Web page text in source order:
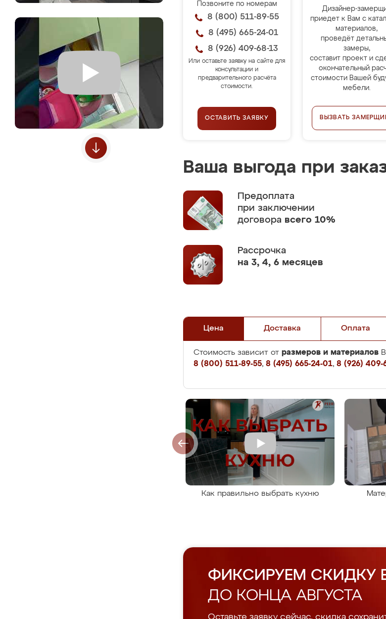
Позвоните по номерам
8 (800) 511-89-55
8 (495) 665-24-01
8 (926) 409-68-13
Или оставьте заявку на сайте для
консультации и
предварительного расчёта
стоимости.
ОСТАВИТЬ ЗАЯВКУ
Дизайнер-
приедет к Вам с
материалов,
проведёт
замеры,
составит проект и
окончательный
стоимости Вашей
мебели.
ВЫЗВАТЬ
Ваша выгода при
Предоплата
при заключении
договора всего 10%
Рассрочка
на 3, 4, 6 месяцев
Цена Доставка Оплата
Стоимость зависит от размеров и материалов
8 (800) 511-89-55, 8 (495) 665-24-01, 8 (926) 409-
Как правильно выбрать кухню
ФИКСИРУЕМ СКИДКУ
ДО КОНЦА АВГУСТА
Оставьте заявку сейчас, скидка